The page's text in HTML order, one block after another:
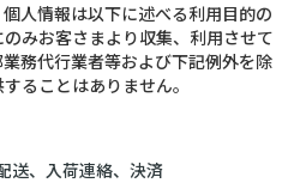
人情報は以下に述べる利用目的の
みお客さまより収集、利用させて
務代行業者等および下記例外を除
ることはありません。
送、入荷連絡、決済